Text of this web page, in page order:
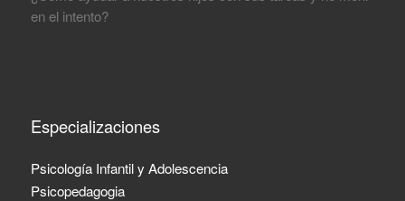
en el intento?
Especializaciones
Psicología Infantil y Adolescencia
Psicopedagogia